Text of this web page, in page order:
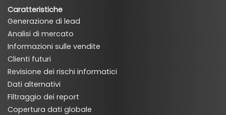
Caratteristiche
Generazione di lead
Analisi di mercato
Informazioni sulle vendite
Clienti futuri
Revisione dei rischi informatici
Dati alternativi
Filtraggio dei report
Copertura dati globale